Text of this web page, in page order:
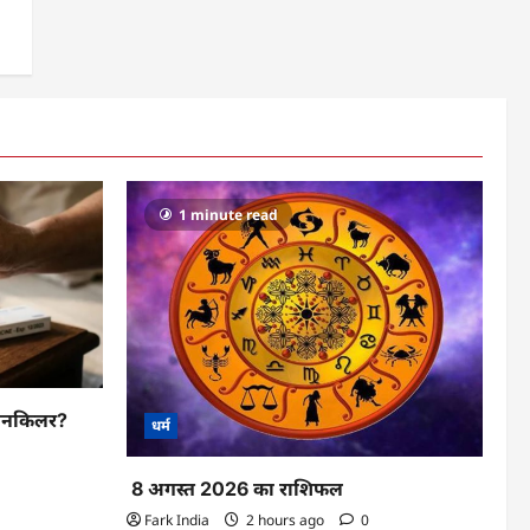
1 minute read
धर्म
8 अगस्त 2026 का राशिफल
Fark India 2 hours ago 0